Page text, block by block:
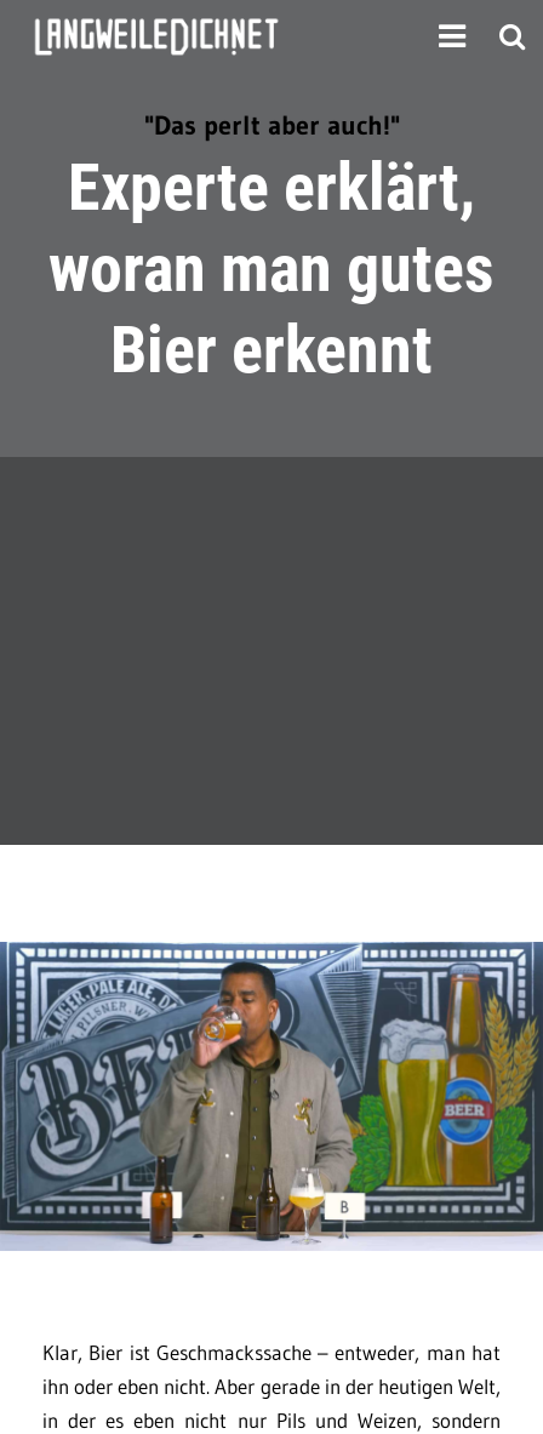
"Das perlt aber auch!"
Experte erklärt,
woran man gutes
Bier erkennt
Klar, Bier ist Geschmackssache – entweder, man hat
ihn oder eben nicht. Aber gerade in der heutigen Welt,
in der es eben nicht nur Pils und Weizen, sondern